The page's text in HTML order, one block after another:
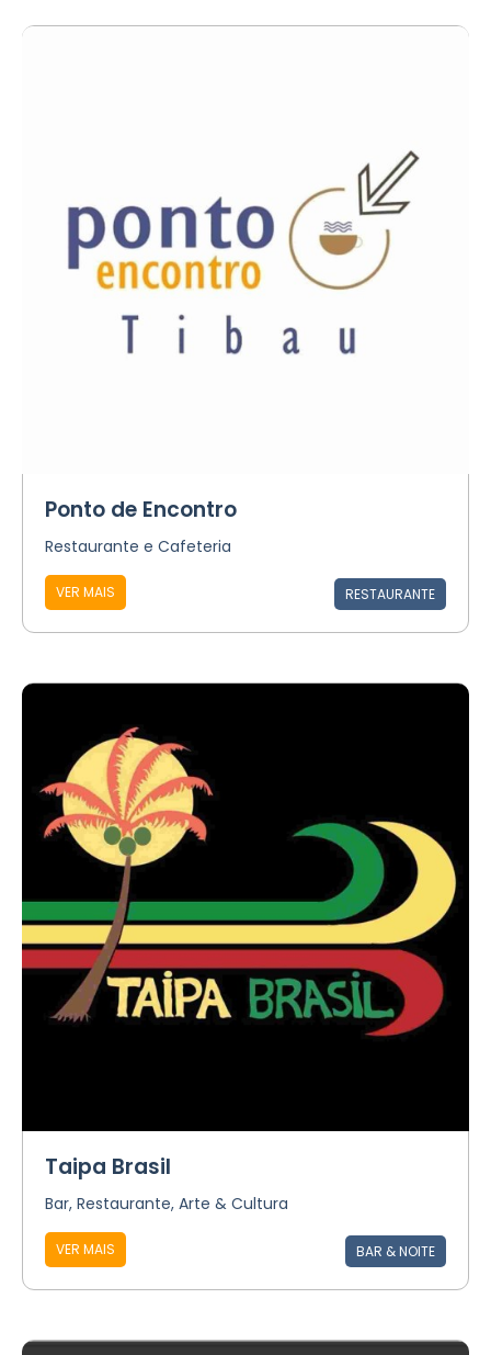
Ponto de Encontro
Restaurante e Cafeteria
VER MAIS RESTAURANTE
Taipa Brasil
Bar, Restaurante, Arte & Cultura
VER MAIS BAR & NOITE